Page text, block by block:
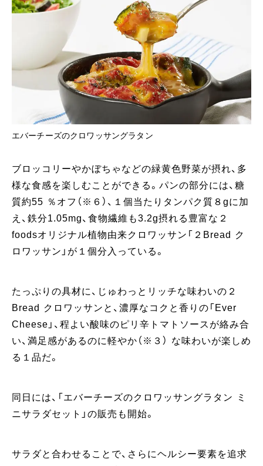
エバーチーズのクロワッサングラタン
ブロッコリーやかぼちゃなどの緑黄色野菜が摂れ、多
様な食感を楽しむことができる。パンの部分には、糖
質約55 ％オフ（※６）、１個当たりタンパク質８gに加
え、鉄分1.05mg、食物繊維も3.2g摂れる豊富な２
foodsオリジナル植物由来クロワッサン「２Bread ク
ロワッサン」が１個分入っている。
たっぷりの具材に、じゅわっとリッチな味わいの２
Bread クロワッサンと、濃厚なコクと香りの「Ever
Cheese」、程よい酸味のピリ辛トマトソースが絡み合
い、満足感があるのに軽やか（※３） な味わいが楽しめ
る１品だ。
同日には、「エバーチーズのクロワッサングラタン ミ
ニサラダセット」の販売も開始。
サラダと合わせることで、さらにヘルシー要素を追求